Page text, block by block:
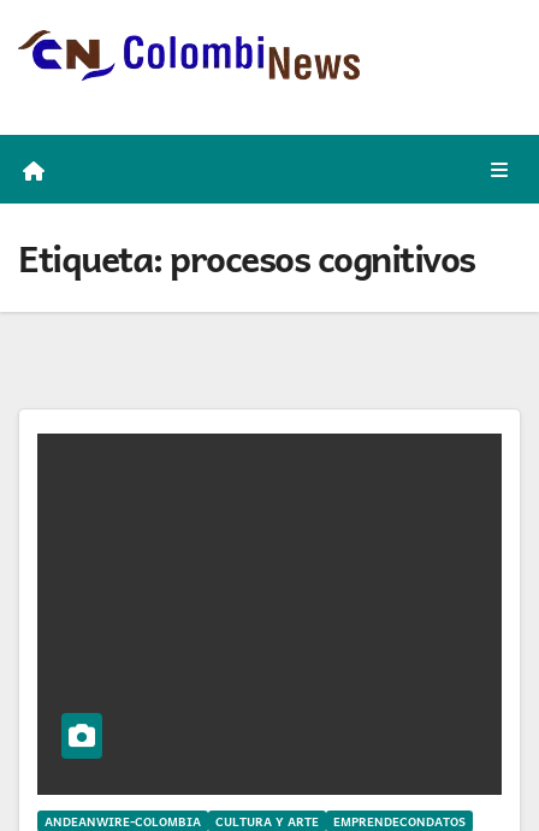
Etiqueta:procesos cognitivos
ANDEANWIRE-COLOMBIA CULTURA Y ARTE
EMPRENDECONDATOS